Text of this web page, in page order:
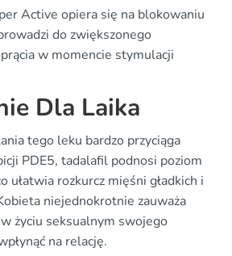
Active opiera się na blokowaniu
do zwiększonego
w momencie stymulacji
Dla Laika
tego leku bardzo przyciąga
PDE5, tadalafil podnosi poziom
ułatwia rozkurcz mięśni gładkich i
niejednokrotnie zauważa
życiu seksualnym swojego
na relację.